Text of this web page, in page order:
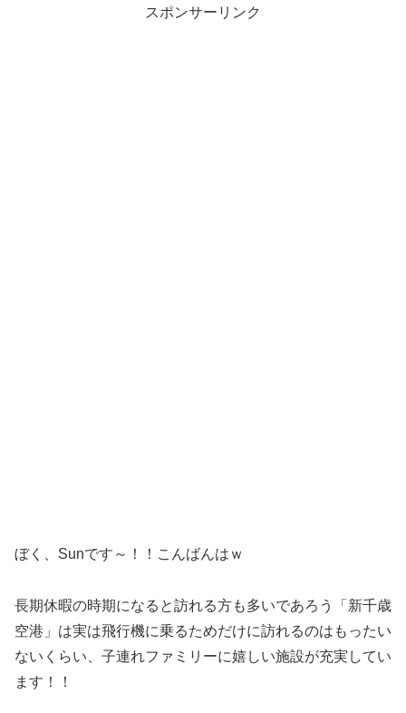
スポンサーリンク
ぼく、Sunです～！！こんばんはｗ
長期休暇の時期になると訪れる方も多いであろう「新千歳
空港」は実は飛行機に乗るためだけに訪れるのはもったい
ないくらい、子連れファミリーに嬉しい施設が充実してい
ます！！